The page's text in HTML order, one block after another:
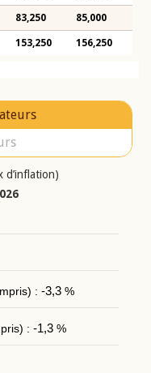
83,250 85,000
153,250 156,250
d’inflation)
: -3,3%
: -1,3%